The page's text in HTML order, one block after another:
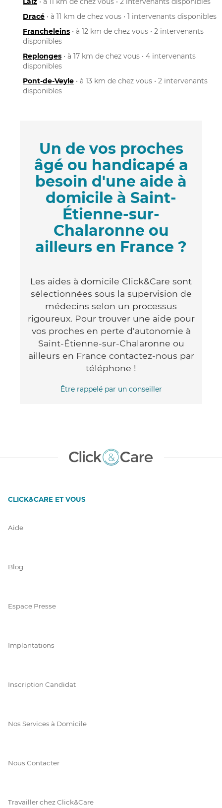
Dracé • à 11 km de chez vous • 1 intervenants disponibles
Francheleins • à 12 km de chez vous • 2 intervenants
disponibles
Replonges • à 17 km de chez vous • 4 intervenants
disponibles
Pont-de-Veyle • à 13 km de chez vous • 2 intervenants
disponibles
Un de vos proches
âgé ou handicapé a
besoin d'une aide à
domicile à Saint-
Étienne-sur-
Chalaronne ou
ailleurs en France ?
Les aides à domicile Click&Care sont
sélectionnées sous la supervision de
médecins selon un processus
rigoureux. Pour trouver une aide pour
vos proches en perte d'autonomie à
Saint-Étienne-sur-Chalaronne ou
ailleurs en France contactez-nous par
téléphone !
Être rappelé par un conseiller
CLICK&CARE ET VOUS
Aide
Blog
Espace Presse
Implantations
Inscription Candidat
Nos Services à Domicile
Nous Contacter
Travailler chez Click&Care